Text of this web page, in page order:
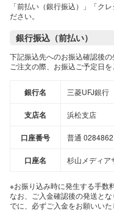
「前払い（銀行振込）」「ク
ださい。
銀行振込（前払い）
下記振込先へのお振込確認後の
ご注文の際、お振込ご予定日
銀行名 三菱UFJ銀行
支店名 浜松支店
口座番号 普通 0284862
口座名 杉山メディ
※お振り込み時に発生する手数
なお、ご入金確認後の発送と
でに、必ずご入金をお願いいた